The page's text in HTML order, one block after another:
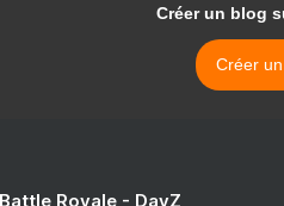
Créer un blog
Créer
Royale - DayZ